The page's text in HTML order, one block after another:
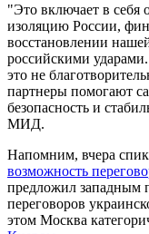
"Это включает в
изоляцию России,
восстановлении
российскими
это не
партнеры помогают
безопасность и
МИД.
Напомним, вчера
возможность
предложил западным
переговоров
этом Москва